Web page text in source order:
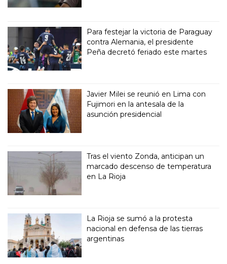
Para festejar la victoria de Paraguay
contra Alemania, el presidente
Peña decretó feriado este martes
Javier Milei se reunió en Lima con
Fujimori en la antesala de la
asunción presidencial
Tras el viento Zonda, anticipan un
marcado descenso de temperatura
en La Rioja
La Rioja se sumó a la protesta
nacional en defensa de las tierras
argentinas